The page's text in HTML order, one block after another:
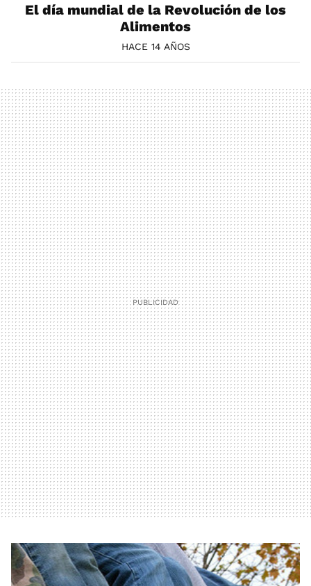
El día mundial de la Revolución de los
Alimentos
HACE 14 AÑOS